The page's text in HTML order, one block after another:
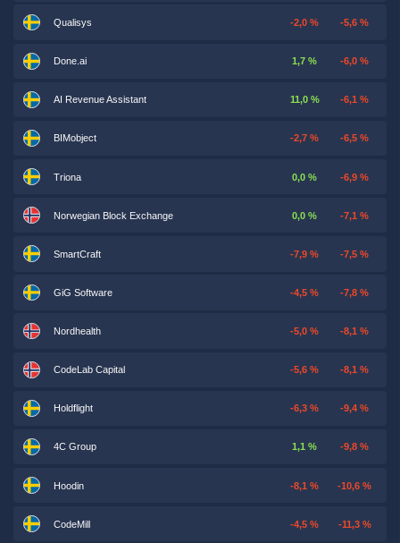
Qualisys -2,0 % -5,6 %
Done.ai 1,7 % -6,0 %
AI Revenue Assistant 11,0 % -6,1 %
BIMobject -2,7 % -6,5 %
Triona 0,0 % -6,9 %
Norwegian Block Exchange 0,0 % -7,1 %
SmartCraft -7,9 % -7,5 %
GiG Software -4,5 % -7,8 %
Nordhealth -5,0 % -8,1 %
CodeLab Capital -5,6 % -8,1 %
Holdflight -6,3 % -9,4 %
4C Group 1,1 % -9,8 %
Hoodin -8,1 % -10,6 %
CodeMill -4,5 % -11,3 %